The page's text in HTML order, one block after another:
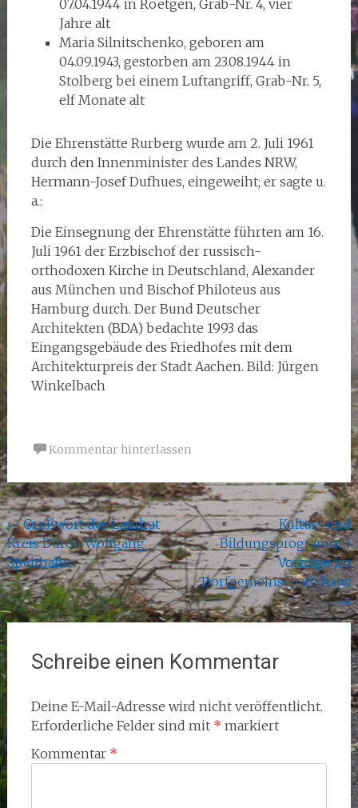
07.04.1944 in Roetgen, Grab-Nr. 4, vier
Jahre alt
Maria Silnitschenko, geboren am
04.09.1943, gestorben am 23.08.1944 in
Stolberg bei einem Luftangriff, Grab-Nr. 5,
elf Monate alt
Die Ehrenstätte Rurberg wurde am 2. Juli 1961
durch den Innenminister des Landes NRW,
Hermann-Josef Dufhues, eingeweiht; er sagte u.
a.:
Die Einsegnung der Ehrenstätte führten am 16.
Juli 1961 der Erzbischof der russisch-
orthodoxen Kirche in Deutschland, Alexander
aus München und Bischof Philoteus aus
Hamburg durch. Der Bund Deutscher
Architekten (BDA) bedachte 1993 das
Eingangsgebäude des Friedhofes mit dem
Architekturpreis der Stadt Aachen. Bild: Jürgen
Winkelbach
Kommentar hinterlassen
Beitragsnavigation
←Grußwort des Landrat
Kreis Düren Wolfgang
Spelthahn
Kultur- und
Bildungsprogramm |
Vorträge im
Dorfgemeinschaftshaus
→
Schreibe einen Kommentar
Deine E-Mail-Adresse wird nicht veröffentlicht.
Erforderliche Felder sind mit * markiert
Kommentar *